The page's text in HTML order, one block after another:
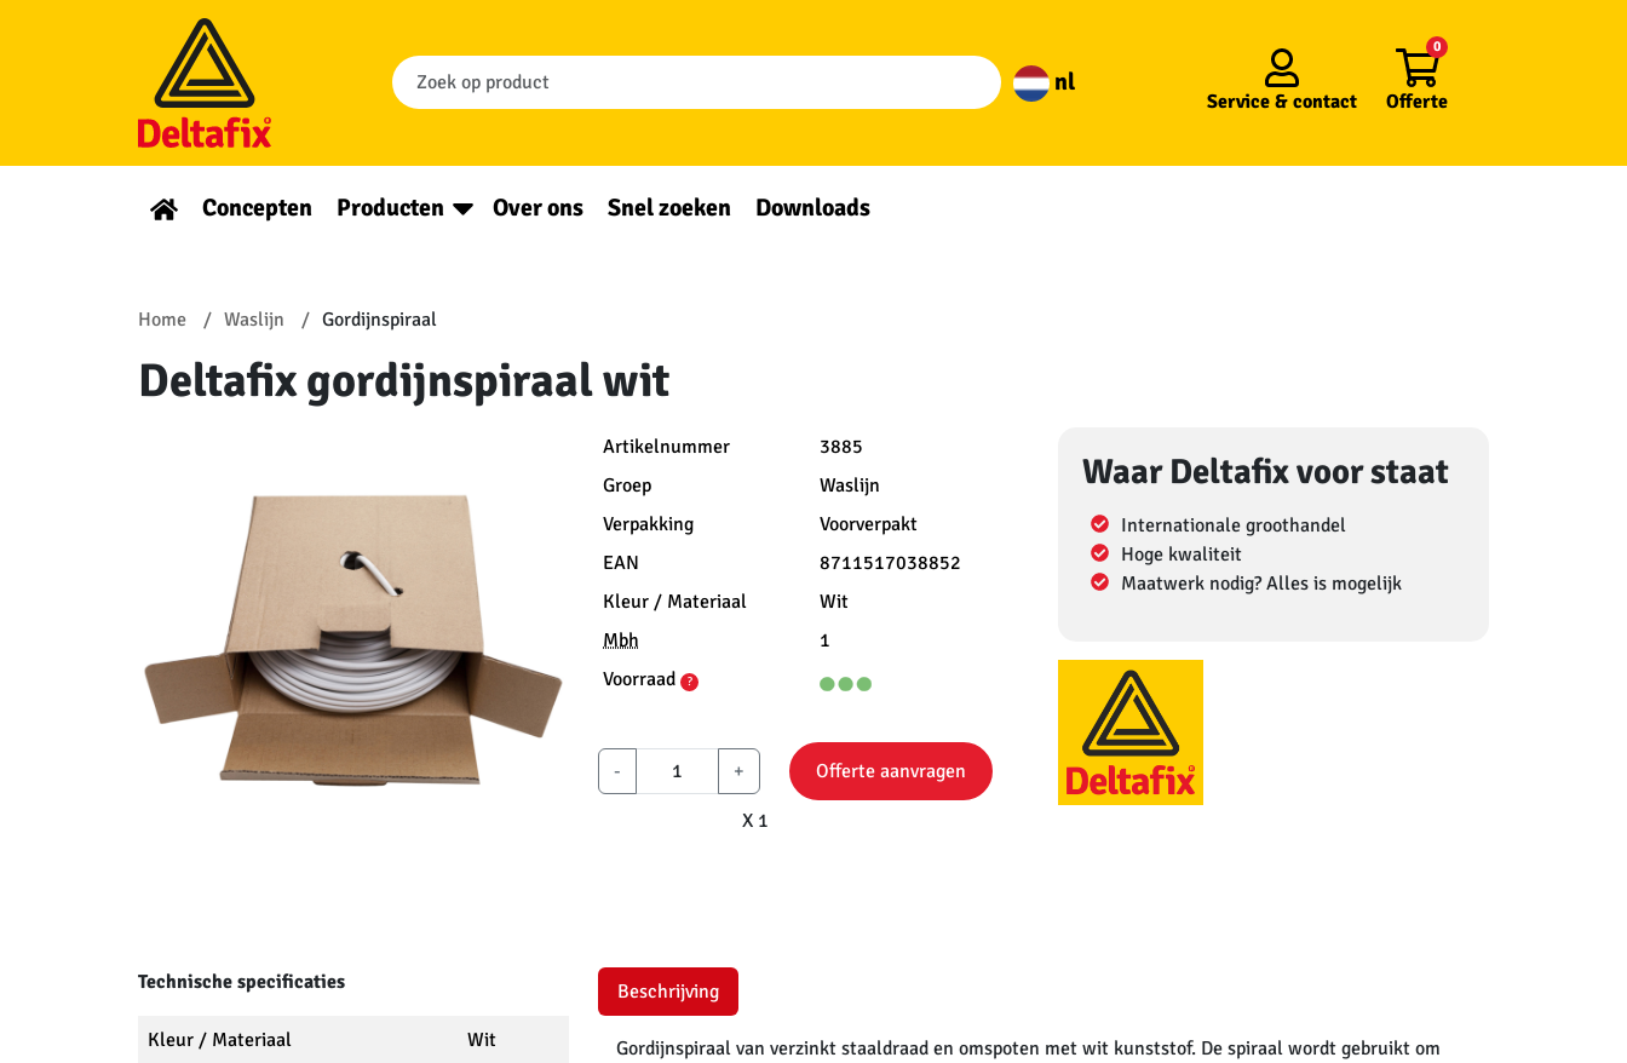
nl
Service & contact Offerte
0
Concepten Producten Over ons Snel zoeken Downloads
Home Waslijn Gordijnspiraal
Deltafix gordijnspiraal wit
Artikelnummer
3885
Groep
Waslijn
Verpakking
Voorverpakt
EAN
8711517038852
Kleur / Materiaal
Wit
Mbh
1
Voorraad
?
- +
X 1
Offerte aanvragen
Waar Deltafix voor staat
Internationale groothandel
Hoge kwaliteit
Maatwerk nodig? Alles is mogelijk
Technische specificaties
Kleur / Materiaal Wit
Beschrijving
Gordijnspiraal van verzinkt staaldraad en omspoten met wit kunststof. De spiraal wordt gebruikt om